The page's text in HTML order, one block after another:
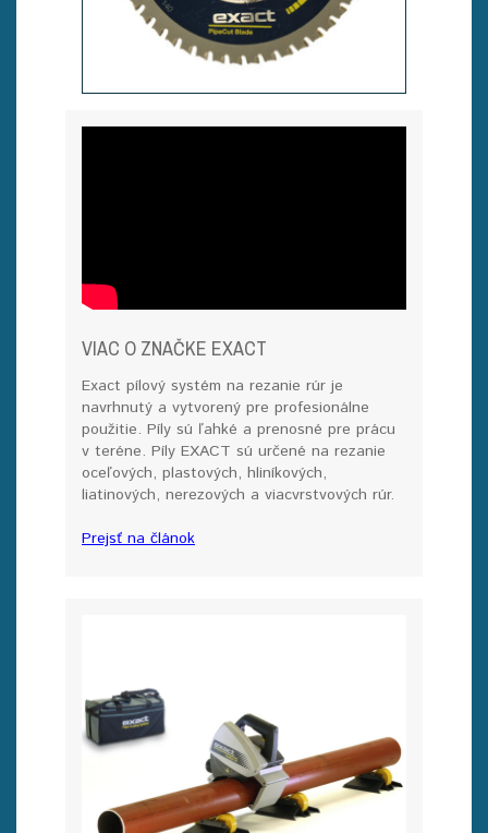
VIAC O ZNAČKE EXACT
Exact pílový systém na rezanie rúr je
navrhnutý a vytvorený pre profesionálne
použitie. Píly sú ľahké a prenosné pre prácu
v teréne. Píly EXACT sú určené na rezanie
oceľových, plastových, hliníkových,
liatinových, nerezových a viacvrstvových rúr.
Prejsť na článok